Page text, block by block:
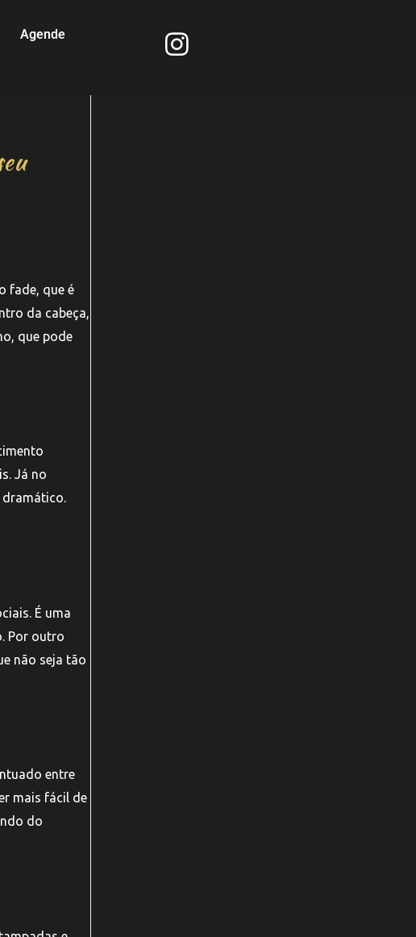
Agende
fade, que é
da cabeça,
que pode
Já no
dramático.
É uma
Por outro
não seja tão
entre
mais fácil de
do